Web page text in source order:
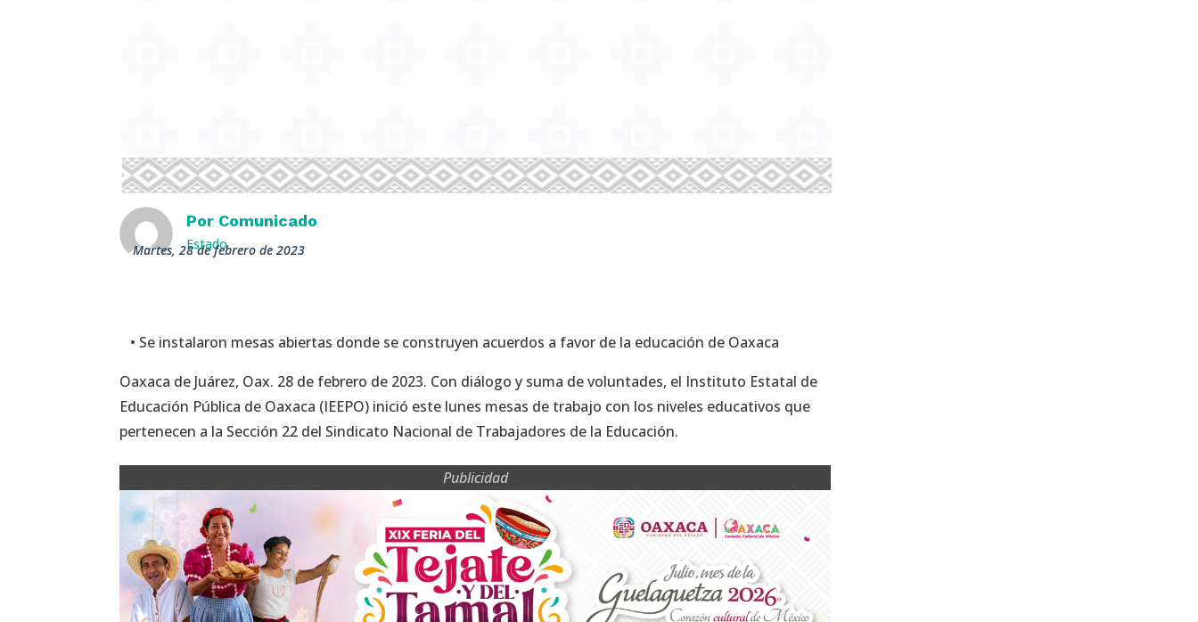
Por Comunicado
Estado
martes, 28 de febrero de 2023
• Se instalaron mesas abiertas donde se construyen acuerdos a favor de la educación de Oaxaca
Oaxaca de Juárez, Oax. 28 de febrero de 2023. Con diálogo y suma de voluntades, el Instituto Estatal de
Educación Pública de Oaxaca (IEEPO) inició este lunes mesas de trabajo con los niveles educativos que
pertenecen a la Sección 22 del Sindicato Nacional de Trabajadores de la Educación.
Publicidad